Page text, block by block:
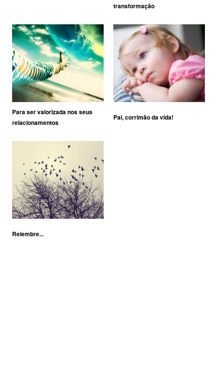
transformação
Para ser valorizada nos seus
relacionamentos
Pai, corrimão da vida!
Relembre...